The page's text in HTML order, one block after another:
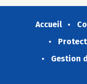
Accueil
Gestion